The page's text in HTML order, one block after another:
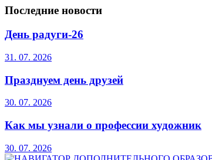
Последние новости
День радуги-26
31. 07. 2026
Празднуем день друзей
30. 07. 2026
Как мы узнали о профессии художник
30. 07. 2026